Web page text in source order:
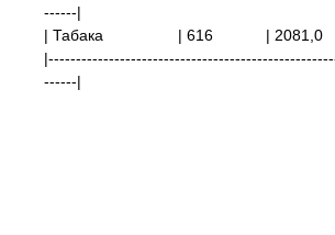
------|
| Табака | 616 |
------|